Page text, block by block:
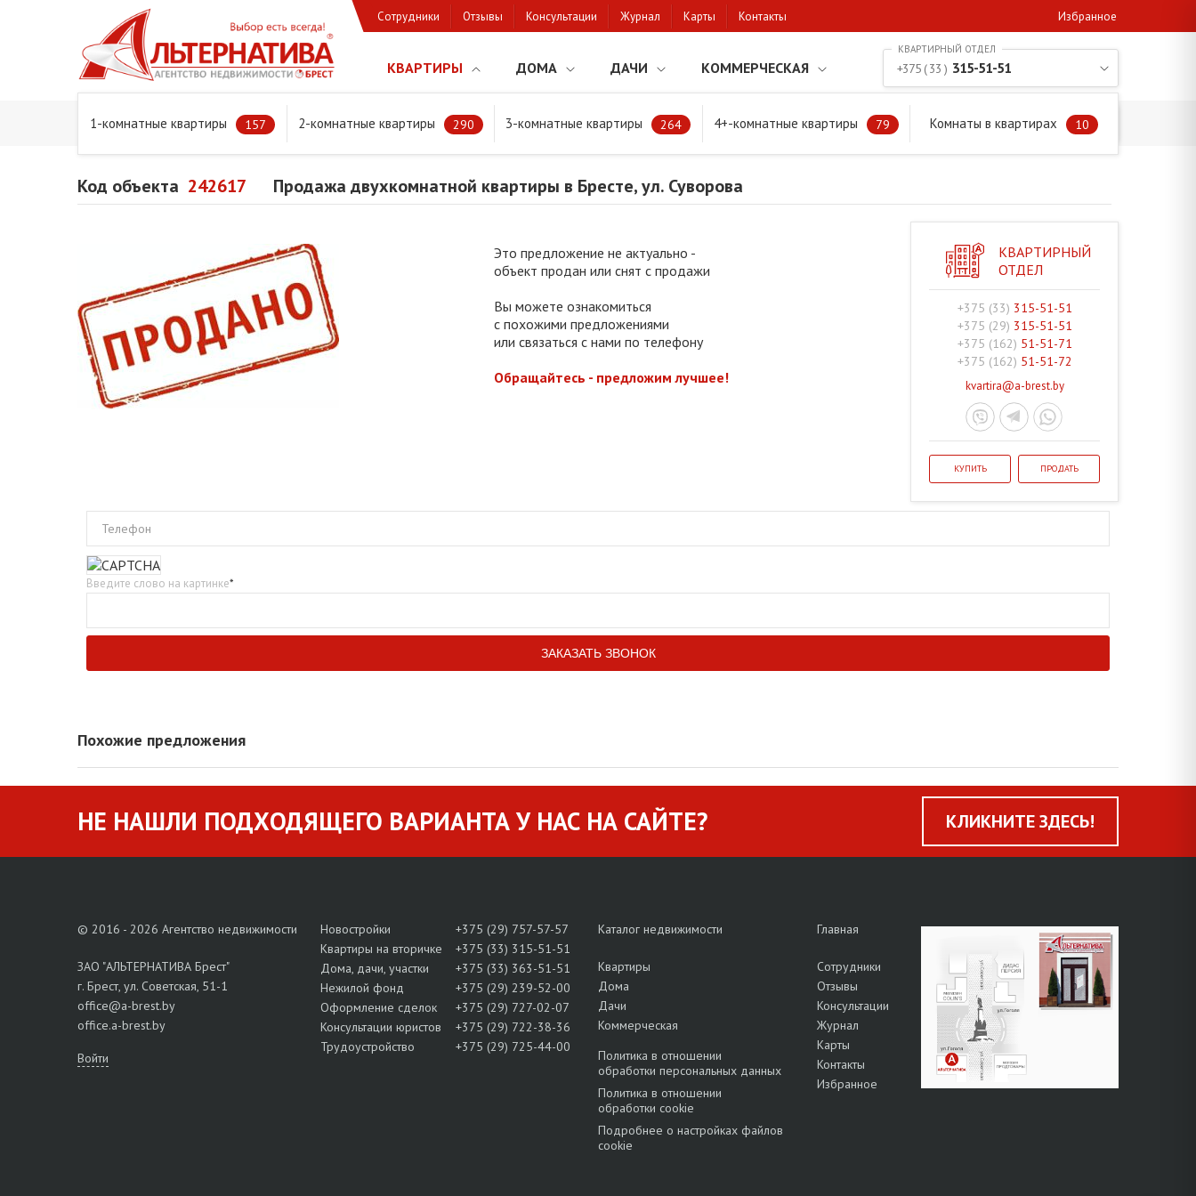
Сотрудники Отзывы Консультации Журнал Карты Контакты Избранное
КВАРТИРЫ ДОМА ДАЧИ КОММЕРЧЕСКАЯ
1-комнатные квартиры 157 2-комнатные квартиры 290 3-комнатные квартиры 264 4+-комнатные квартиры 79 Комнаты в квартирах 10
+375 ( 33 ) 315-51-51
Главная Предложения Квартиры Продажа двухкомнатной квартиры в Бресте, ул. Суворова
Код объекта 242617 Продажа двухкомнатной квартиры в Бресте, ул. Суворова
Это предложение не актуально -
объект продан или снят с продажи
Вы можете ознакомиться
с похожими предложениями
или связаться с нами по телефону
Обращайтесь - предложим лучшее!
КВАРТИРНЫЙ
ОТДЕЛ
+375 (33) 315-51-51
+375 (29) 315-51-51
+375 (162) 51-51-71
+375 (162) 51-51-72
kvartira@a-brest.by
КУПИТЬ ПРОДАТЬ
Телефон
Введите слово на картинке*
Похожие предложения
НЕ НАШЛИ ПОДХОДЯЩЕГО ВАРИАНТА У НАС НА САЙТЕ? КЛИКНИТЕ ЗДЕСЬ!
© 2016 - 2026 Агентство недвижимости
ЗАО "АЛЬТЕРНАТИВА Брест"
г. Брест, ул. Советская, 51-1
office@a-brest.by
office.a-brest.by
Войти
Новостройки
+375 (29) 757-57-57
Квартиры на вторичке
+375 (33) 315-51-51
Дома, дачи, участки
+375 (33) 363-51-51
Нежилой фонд
+375 (29) 239-52-00
Оформление сделок
+375 (29) 727-02-07
Консультации юристов
+375 (29) 722-38-36
Трудоустройство
+375 (29) 725-44-00
Каталог недвижимости
Квартиры
Дома
Дачи
Коммерческая
Политика в отношении
обработки персональных данных
Политика в отношении
обработки cookie
Подробнее о настройках файлов
cookie
Главная
Сотрудники
Отзывы
Консультации
Журнал
Карты
Контакты
Избранное